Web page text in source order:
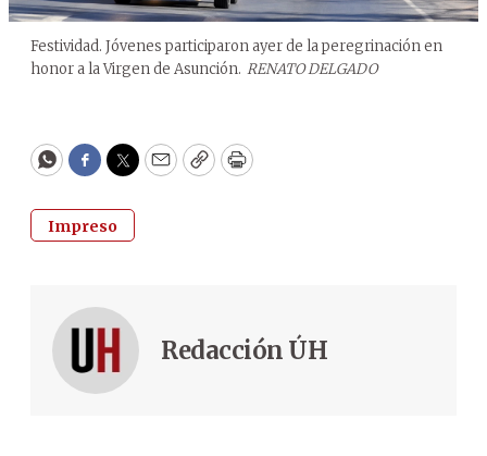
Festividad. Jóvenes participaron ayer de la peregrinación en
honor a la Virgen de Asunción. RENATO DELGADO
WhatsApp
Facebook
Twitter
EmailCopyPrint
Impreso
Redacción ÚH